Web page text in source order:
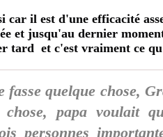
car il est d'une efficacité
et jusqu'au dernier
tard et c'est vraiment ce
fasse quelque chose,
papa voulait
personnes